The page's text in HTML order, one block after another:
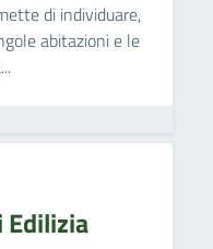
di individuare,
abitazioni e le
Edilizia